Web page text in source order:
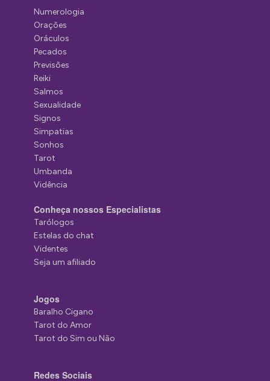
Numerologia
Orações
Oráculos
Pecados
Previsões
Reiki
Salmos
Sexualidade
Signos
Simpatias
Sonhos
Tarot
Umbanda
Vidência
Conheça nossos Especialistas
Tarólogos
Estelas do chat
Videntes
Seja um afiliado
Jogos
Baralho Cigano
Tarot do Amor
Tarot do Sim ou Não
Redes Sociais